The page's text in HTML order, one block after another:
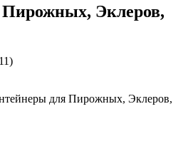
Эклеров,
для Пирожных, Эклеров,